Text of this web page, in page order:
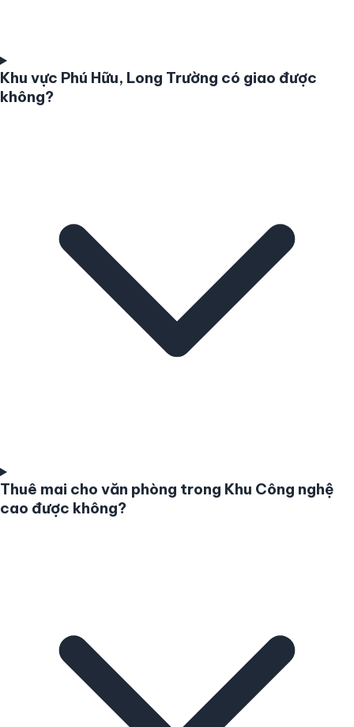
Khu vực Phú Hữu, Long Trường có giao được
không?
Thuê mai cho văn phòng trong Khu Công nghệ
cao được không?